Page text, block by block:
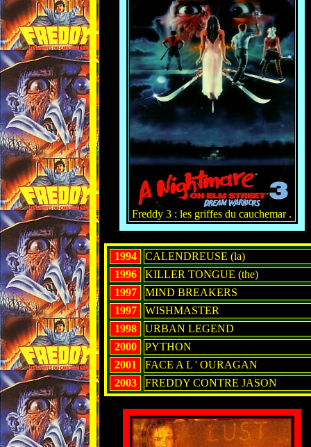
Freddy 3 : les griffes du cauchemar .
1994
CALENDREUSE (la)
1996
KILLER TONGUE (the)
1997
MIND BREAKERS
1997
WISHMASTER
1998
URBAN LEGEND
2000
PYTHON
2001
FACE A L ' OURAGAN
2003
FREDDY CONTRE JASON